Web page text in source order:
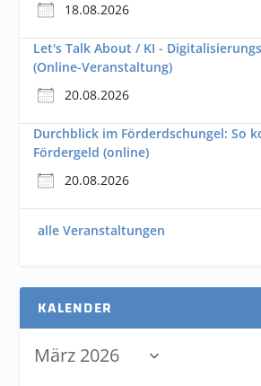
18.08.2026
Let's Talk About / KI -
(Online-Veranstaltung)
20.08.2026
Durchblick im Förderdschungel: So
Fördergeld (online)
20.08.2026
alle Veranstaltungen
KALENDER